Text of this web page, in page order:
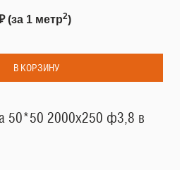
(за 1 метр2)
В КОРЗИНУ
50*50 2000х250 ф3,8 в